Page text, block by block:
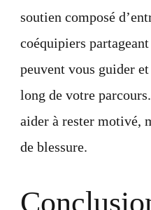
soutien composé
coéquipiers
peuvent vous guider
long de votre
aider à rester motivé,
de blessure.